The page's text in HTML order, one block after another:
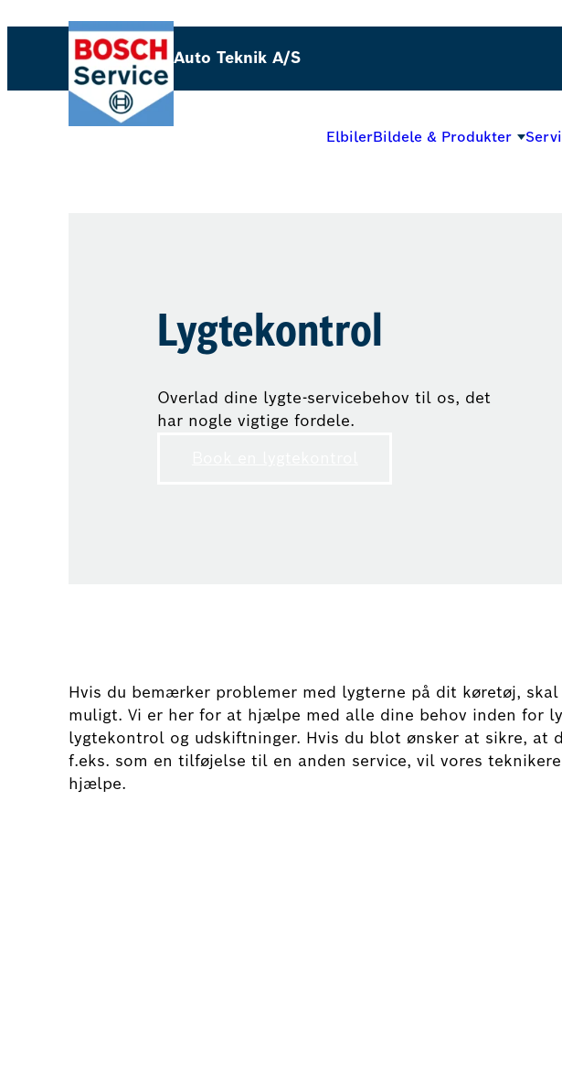
Auto Teknik A/S
ElbilerBildele & Produkter
Lygtekontrol
Overlad dine lygte-servicebehov til os, det
har nogle vigtige fordele.
Hvis du bemærker problemer med lygterne på dit køretøj,
muligt. Vi er her for at hjælpe med alle dine behov inden for
lygtekontrol og udskiftninger. Hvis du blot ønsker at sikre, at
f.eks. som en tilføjelse til en anden service, vil vores
hjælpe.